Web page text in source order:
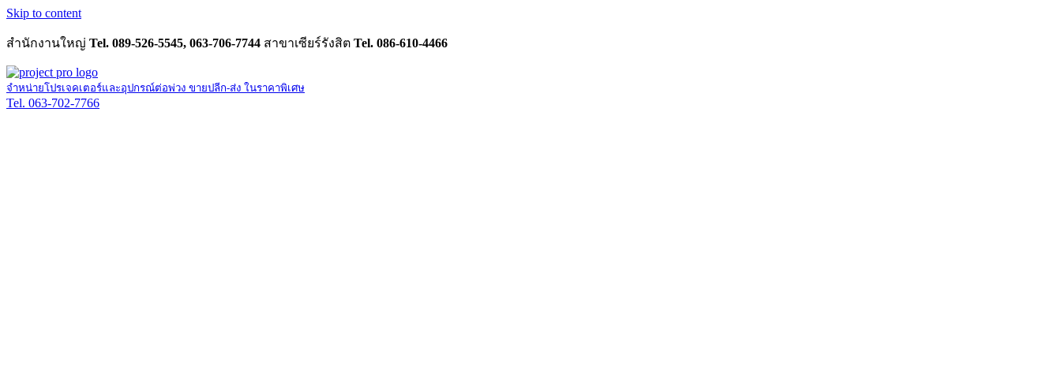
Skip to content
สำนักงานใหญ่ Tel. 089-526-5545, 063-706-7744 สาขาเซียร์รังสิต Tel. 086-610-4466
จำหน่ายโปรเจคเตอร์และอุปกรณ์ต่อพ่วง ขายปลีก-ส่ง ในราคาพิเศษ
Tel. 063-702-7766